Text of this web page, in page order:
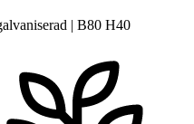
| B80 H40